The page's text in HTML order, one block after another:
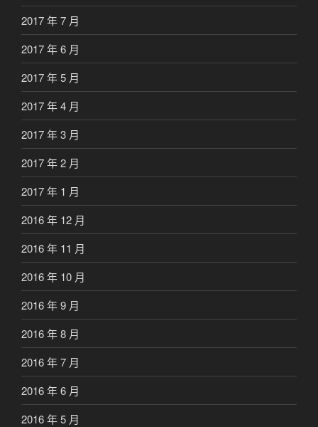
2017 年 7 月
2017 年 6 月
2017 年 5 月
2017 年 4 月
2017 年 3 月
2017 年 2 月
2017 年 1 月
2016 年 12 月
2016 年 11 月
2016 年 10 月
2016 年 9 月
2016 年 8 月
2016 年 7 月
2016 年 6 月
2016 年 5 月